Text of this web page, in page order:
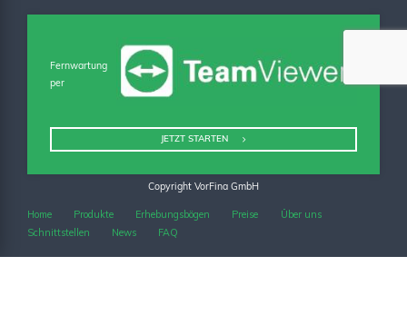
Fernwartung
per
JETZT STARTEN
Copyright VorFina GmbH
Home Produkte Erhebungsbögen Preise
Über uns
Schnittstellen
News FAQ